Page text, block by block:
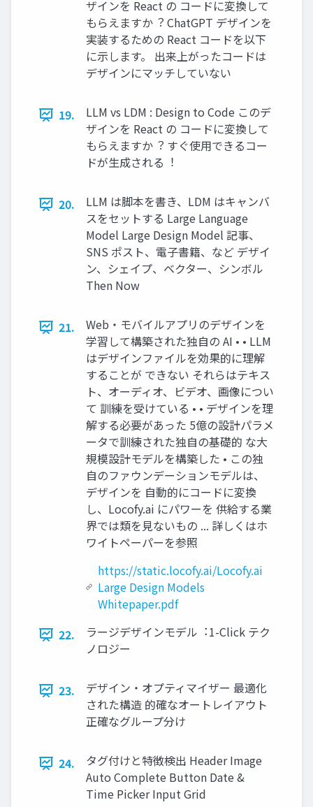
ザインを React の コードに変換して
もらえますか︖ ChatGPT デザインを
実装するための React コードを以下
に⽰します。 出来上がったコードは
デザインにマッチしていない
19.
LLM vs LDM : Design to Code このデ
ザインを React の コードに変換して
もらえますか︖ すぐ使⽤できるコー
ドが⽣成される︕
20.
LLM は脚本を書き、LDM はキャンバ
スをセットする Large Language
Model Large Design Model 記事、
SNS ポスト、電⼦書籍、など デザイ
ン、シェイプ、ベクター、シンボル
Then Now
21.
Web・モバイルアプリのデザインを
学習して構築された独⾃の AI • • LLM
はデザインファイルを効果的に理解
することが できない それらはテキス
ト、オーディオ、ビデオ、画像につい
て 訓練を受けている • • デザインを理
解する必要があった 5億の設計パラメ
ータで訓練された独⾃の基礎的 な⼤
規模設計モデルを構築した • この独
⾃のファウンデーションモデルは、
デザインを ⾃動的にコードに変換
し、Locofy.ai にパワーを 供給する業
界では類を⾒ないもの ... 詳しくはホ
ワイトペーパーを参照
https://static.locofy.ai/Locofy.ai
Large Design Models
Whitepaper.pdf
22.
ラージデザインモデル︓1-Click テク
ノロジー
23.
デザイン・オプティマイザー 最適化
された構造 的確なオートレイアウト
正確なグループ分け
24.
タグ付けと特徴検出 Header Image
Auto Complete Button Date &
Time Picker Input Grid